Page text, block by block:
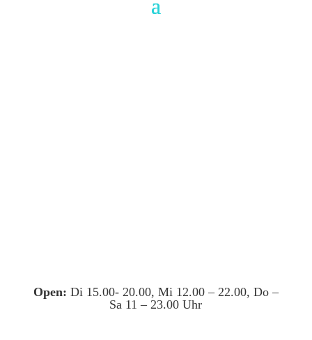
Open: Di 15.00- 20.00, Mi 12.00 – 22.00, Do –
Sa 11 – 23.00 Uhr